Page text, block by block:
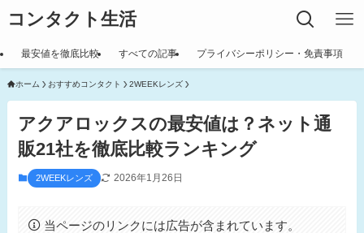
コンタクト生活
最安値を徹底比較 すべての記事 プライバシーポリシー・免責事項
ホーム おすすめコンタクト 2WEEKレンズ
アクアロックスの最安値は？ネット通
販21社を徹底比較ランキング
2WEEKレンズ 2026年1月26日
当ページのリンクには広告が含まれています。